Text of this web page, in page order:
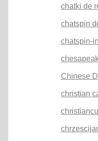
chatki de
chatspin
chatspin-
Chinese
christian